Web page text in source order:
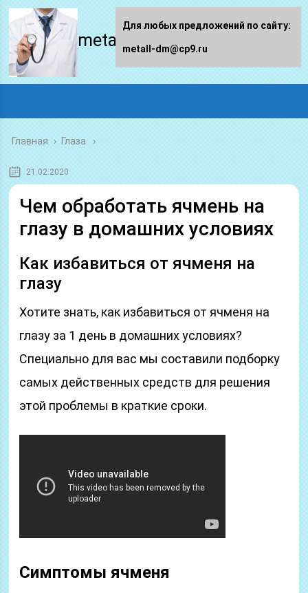
metall-dm.ru
Главная › Глаза
21.02.2020
Чем обработать ячмень на
глазу в домашних условиях
Как избавиться от ячменя на
глазу
Хотите знать, как избавиться от ячменя на
глазу за 1 день в домашних условиях?
Специально для вас мы составили подборку
самых действенных средств для решения
этой проблемы в краткие сроки.
Симптомы ячменя
Для любых предложений по сайту:
metall-dm@cp9.ru